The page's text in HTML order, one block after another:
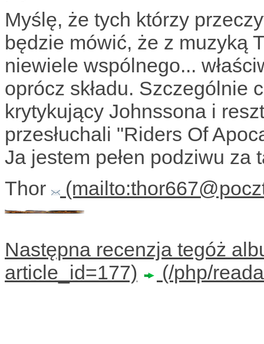
Myślę, że tych którzy
będzie mówić, że z muzyką
niewiele wspólnego...
oprócz składu. Szczególnie
krytykujący Johnssona i
przesłuchali "Riders Of
Ja jestem pełen podziwu
Thor
Następna recenzja tegóż